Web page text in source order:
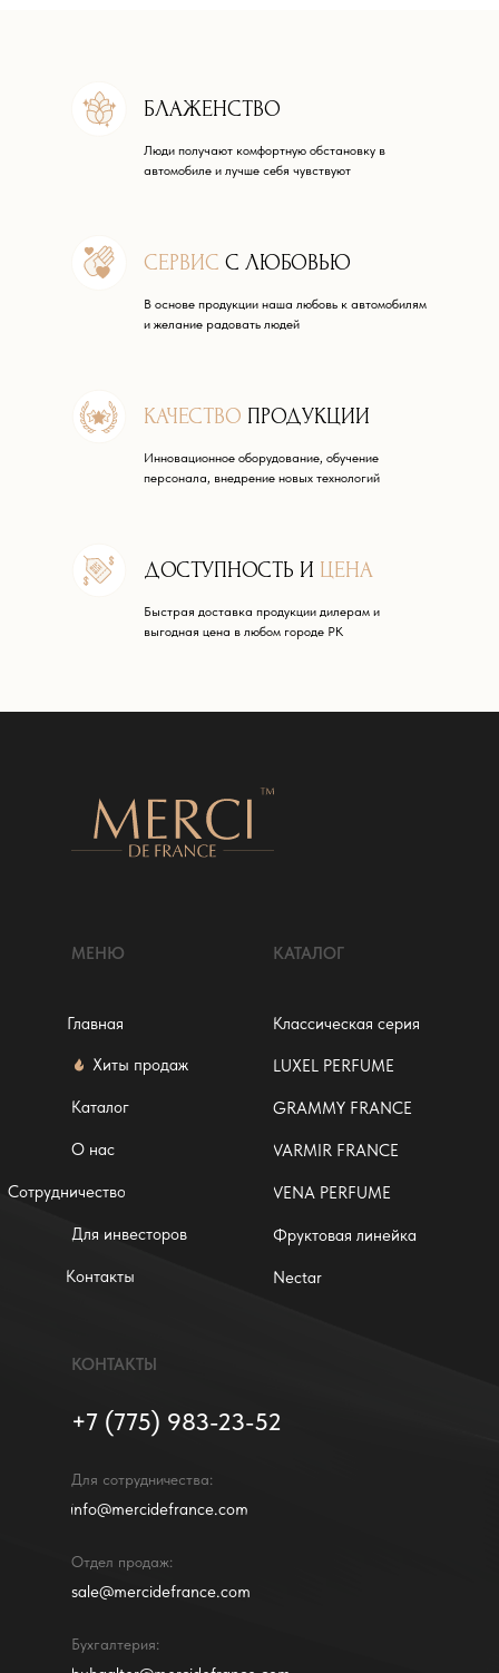
БЛАЖЕНСТВО
Люди получают комфортную обстановку в
автомобиле и лучше себя чувствуют
КАЧЕСТВО ПРОДУКЦИИ
Инновационное оборудование, обучение
персонала, внедрение новых технологий
СЕРВИС С ЛЮБОВЬЮ
В основе продукции наша любовь к автомобилям
и желание радовать людей
ДОСТУПНОСТЬ И ЦЕНА
Быстрая доставка продукции дилерам и
выгодная цена в любом городе РК
Каталог
МЕНЮ
Главная
О нас
Контакты
Сотрудничество
Для инвесторов
Хиты продаж
+7 (775) 983-23-52
КОНТАКТЫ
Для сотрудничества:
Отдел продаж:
info@mercidefrance.com
Бухгалтерия:
sale@mercidefrance.com
КАТАЛОГ
GRAMMY FRANCE
Классическая серия
LUXEL PERFUME
VARMIR FRANCE
VENA PERFUME
Фруктовая линейка
Nectar